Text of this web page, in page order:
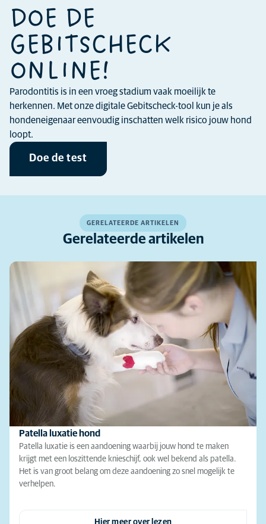
DOE DE
GEBITSCHECK
ONLINE!
Parodontitis is in een vroeg stadium vaak moeilijk te
herkennen. Met onze digitale Gebitscheck-tool kun je als
hondeneigenaar eenvoudig inschatten welk risico jouw hond
loopt.
Doe de test
GERELATEERDE ARTIKELEN
Gerelateerde artikelen
Patella luxatie hond
Patella luxatie is een aandoening waarbij jouw hond te maken
krijgt met een loszittende knieschijf, ook wel bekend als patella.
Het is van groot belang om deze aandoening zo snel mogelijk te
verhelpen.